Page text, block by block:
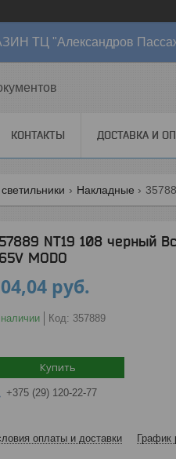
ТЦ "Александров
КОНТАКТЫ ДОСТАВКА И
Накладные
NT19 108 черный
MODO
руб.
Код: 357889
Купить
+375 (29) 120-22-77
оплаты и доставки График